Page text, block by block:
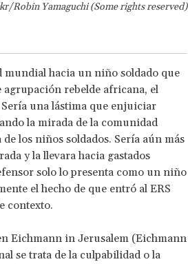
Robin Yamaguchi (Some rights reserved)
hacia un niño soldado que
rebelde africana, el
una lástima que enjuiciar
la mirada de la comunidad
los niños soldados. Sería aún más
y la llevara hacia gastados
solo lo presenta como un niño
el hecho de que entró al ERS
contexto.
Eichmann in Jerusalem (Eichmann
se trata de la culpabilidad o la